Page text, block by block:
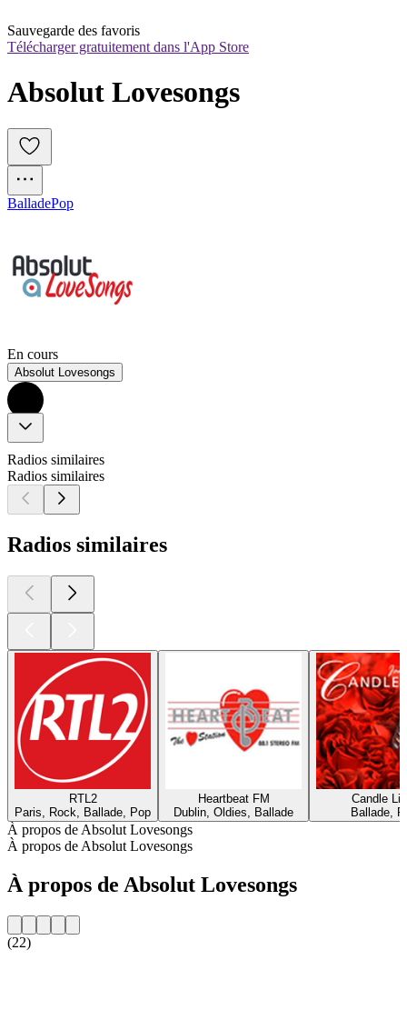
Sauvegarde des favoris
Télécharger gratuitement dans l'App Store
Absolut Lovesongs
BalladePop
En cours
Absolut Lovesongs
Radios similaires
Radios similaires
Radios similaires
RTL2
Paris, Rock, Ballade, Pop
Heartbeat FM
Dublin, Oldies, Ballade
Candle
Ballade,
À propos de Absolut Lovesongs
À propos de Absolut Lovesongs
À propos de Absolut Lovesongs
(22)